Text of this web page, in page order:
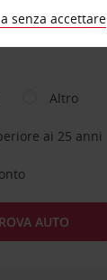
Altro
ai 25 anni
AUTO
senza accettare